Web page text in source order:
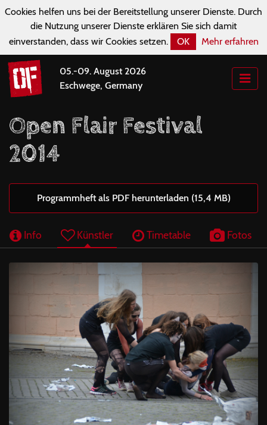
Cookies helfen uns bei der Bereitstellung unserer Dienste. Durch
die Nutzung unserer Dienste erklären Sie sich damit
einverstanden, dass wir Cookies setzen.
OK Mehr erfahren
05.-09. August 2026
Eschwege, Germany
Open Flair Festival
2014
Programmheft als PDF herunterladen (15,4 MB)
Info Künstler Timetable Fotos